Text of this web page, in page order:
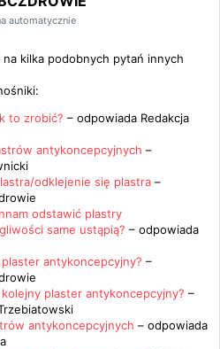
automatycznie
kilka podobnych pytań innych
to zrobić? – odpowiada Redakcja
antykoncepcyjnych –
odklejenie się plastra –
odstawić plastry
same ustąpią? – odpowiada
antykoncepcyjny? –
plaster antykoncepcyjny? –
antykoncepcyjnych – odpowiada